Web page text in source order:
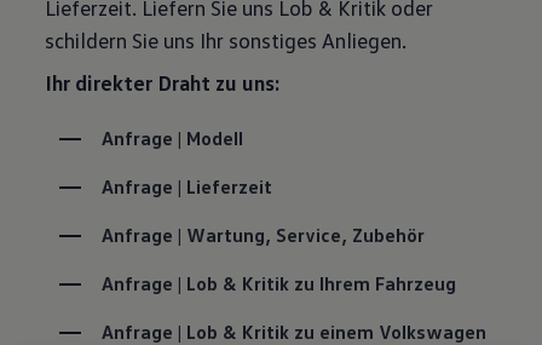
Lieferzeit. Liefern Sie uns Lob & Kritik oder
schildern Sie uns Ihr sonstiges Anliegen.
Ihr direkter Draht zu uns:
Anfrage | Modell
Anfrage | Lieferzeit
Anfrage | Wartung, Service, Zubehör
Anfrage | Lob & Kritik zu Ihrem Fahrzeug
Anfrage | Lob & Kritik zu einem Volkswagen